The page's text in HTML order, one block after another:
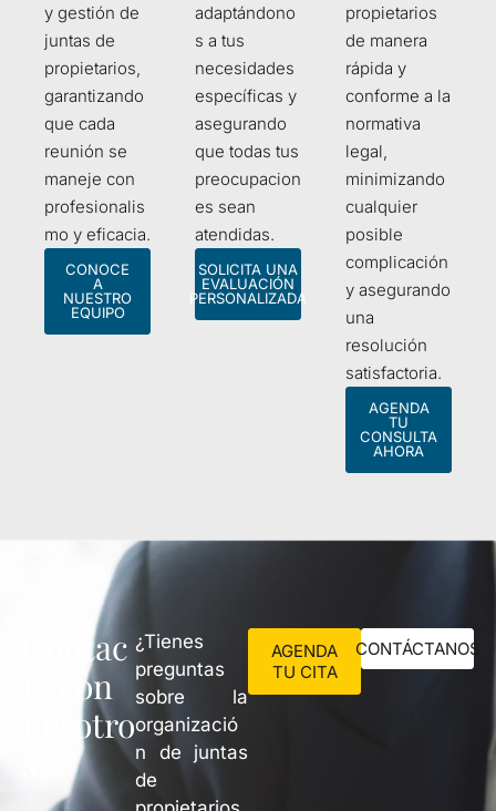
y gestión de
juntas de
propietarios,
garantizando
que cada
reunión se
maneje con
profesionalis
mo y eficacia.
CONOCE
A
NUESTRO
EQUIPO
adaptándono
s a tus
necesidades
específicas y
asegurando
que todas tus
preocupacion
es sean
atendidas.
SOLICITA UNA
EVALUACIÓN
PERSONALIZADA
propietarios
de manera
rápida y
conforme a la
normativa
legal,
minimizando
cualquier
posible
complicación
y asegurando
una
resolución
satisfactoria.
AGENDA
TU
CONSULTA
AHORA
Contac
ta con
nosotro
¿Tienes
preguntas
sobre la
organizació
n de juntas
de
AGENDA
TU CITA
CONTÁCTANOS